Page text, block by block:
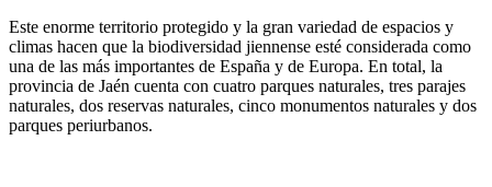
Este enorme territorio protegido y la gran variedad de espacios y
climas hacen que la biodiversidad jiennense esté considerada como
una de las más importantes de España y de Europa. En total, la
provincia de Jaén cuenta con cuatro parques naturales, tres parajes
naturales, dos reservas naturales, cinco monumentos naturales y dos
parques periurbanos.